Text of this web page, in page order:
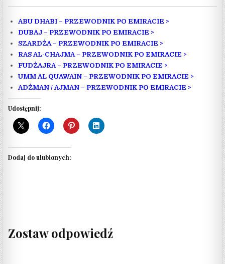
ABU DHABI – PRZEWODNIK PO EMIRACIE >
DUBAJ – PRZEWODNIK PO EMIRACIE >
SZARDŻA – PRZEWODNIK PO EMIRACIE >
RAS AL-CHAJMA – PRZEWODNIK PO EMIRACIE >
FUDŻAJRA – PRZEWODNIK PO EMIRACIE >
UMM AL QUAWAIN – PRZEWODNIK PO EMIRACIE >
ADŻMAN / AJMAN – PRZEWODNIK PO EMIRACIE >
Udostępnij:
Dodaj do ulubionych:
Zostaw odpowiedź